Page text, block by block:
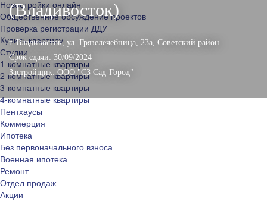
(Владивосток)
г. Владивосток, ул. Грязелечебница, 23а, Советский район
Срок сдачи: 30/09/2024
Застройщик: ООО "СЗ Сад-Город"
Новостройки онлайн
Общественное обсуждение проектов
Проверка регистрации ДДУ
Купить квартиру
Студии
1-комнатные квартиры
2-комнатные квартиры
3-комнатные квартиры
4-комнатные квартиры
Пентхаусы
Коммерция
Ипотека
Без первоначального взноса
Военная ипотека
Ремонт
Отдел продаж
Акции